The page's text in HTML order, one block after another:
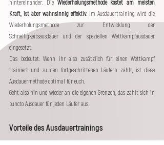
hintereinander. Die Wiederholungsmethode kostet am meisten
Kraft, ist aber wahnsinnig effektiv. Im Ausdauertraining wird die
Wiederholungsmethode zur Entwicklung der
Schnelligkeitsausdauer und der speziellen Wettkampfausdauer
eingesetzt.
Das bedeutet: Wenn ihr also zusätzlich für einen Wettkampf
trainiert und zu den fortgeschrittenen Läufern zählt, ist diese
Ausdauermethode optimal für euch.
Geht also hin und wieder an die eigenen Grenzen, das zahlt sich in
puncto Ausdauer für jeden Läufer aus.
Vorteile des Ausdauertrainings